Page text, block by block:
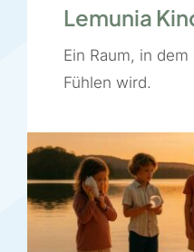
Lemunia
Ein Raum, in
Fühlen wird.